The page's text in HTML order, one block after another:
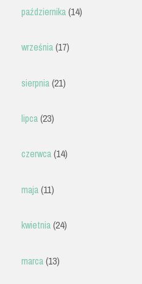
października(14)
września(17)
sierpnia(21)
lipca(23)
czerwca(14)
maja(11)
kwietnia(24)
marca(13)